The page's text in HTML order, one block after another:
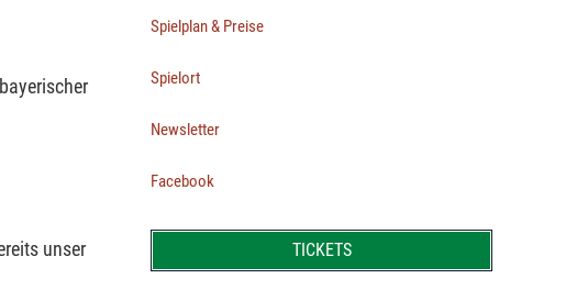
unser
Spielplan & Preise
Spielort
Newsletter
Facebook
TICKETS